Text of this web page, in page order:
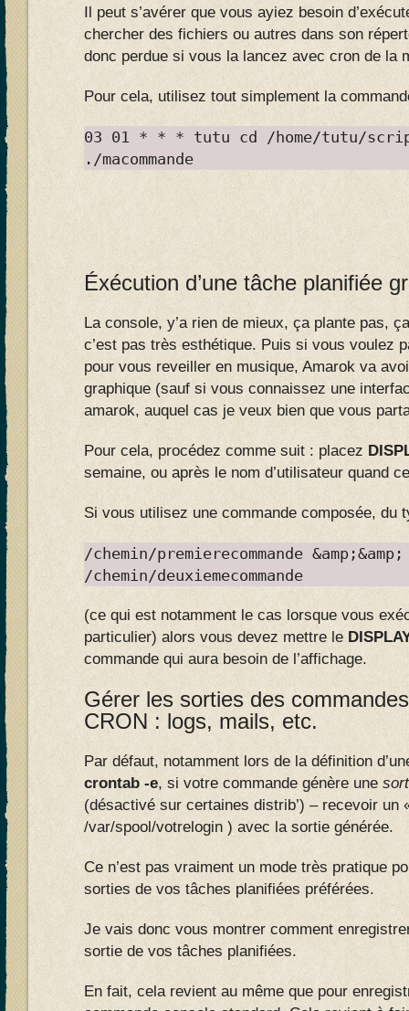
Il peut s’avérer que vous ayiez besoin
chercher des fichiers ou autres dans son
donc perdue si vous la lancez avec cron de la
Pour cela, utilisez tout simplement la
03 01 * * * tutu cd /home/tutu/
./macommande
Éxécution d’une tâche planifiée
La console, y’a rien de mieux, ça plante pas,
c’est pas très esthétique. Puis si vous voulez
pour vous reveiller en musique, Amarok va
graphique (sauf si vous connaissez une
amarok, auquel cas je veux bien que vous
Pour cela, procédez comme suit : placez
semaine, ou après le nom d’utilisateur quand
Si vous utilisez une commande composée, du
/chemin/premierecommande &amp;&amp;
/chemin/deuxiemecommande
(ce qui est notamment le cas lorsque vous
particulier) alors vous devez mettre le
commande qui aura besoin de l’affichage.
Gérer les sorties des
CRON : logs, mails, etc.
Par défaut, notamment lors de la définition
crontab -e, si votre commande génère une
(désactivé sur certaines distrib’) – recevoir un
/var/spool/votrelogin ) avec la sortie générée.
Ce n’est pas vraiment un mode très pratique
sorties de vos tâches planifiées préférées.
Je vais donc vous montrer comment
sortie de vos tâches planifiées.
En fait, cela revient au même que pour